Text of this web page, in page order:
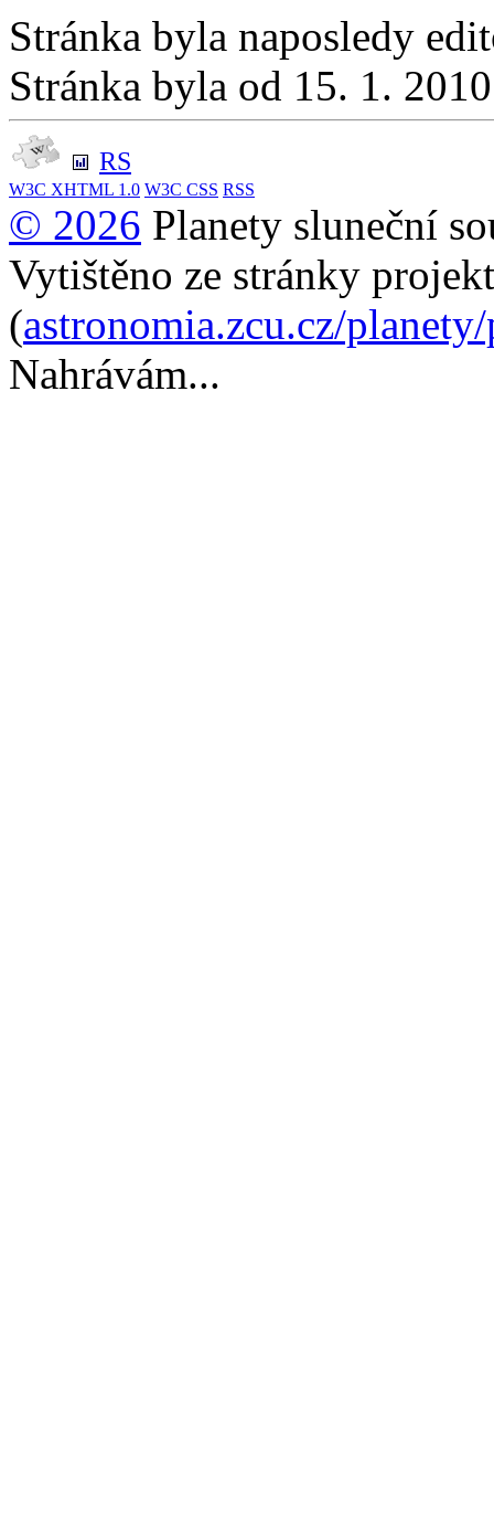
Stránka byla naposledy
Stránka byla od 15. 1.
RS
W3C XHTML 1.0 W3C CSS RSS
© 2026 Planety sluneční
Vytištěno ze stránky
(astronomia.zcu.cz/
Nahrávám...